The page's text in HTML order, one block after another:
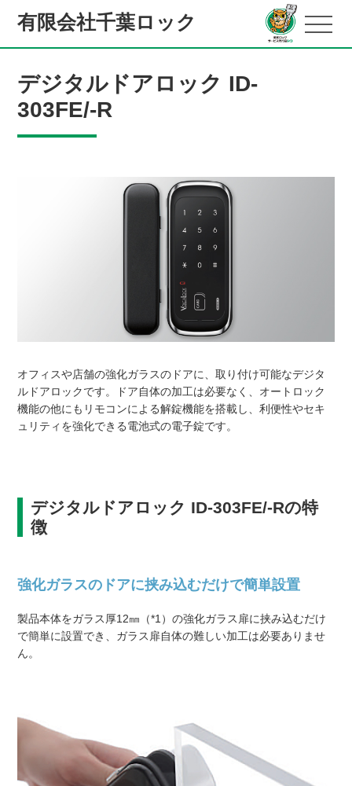
有限会社千葉ロック
デジタルドアロック ID-
303FE/-R
オフィスや店舗の強化ガラスのドアに、取り付け可能なデジタ
ルドアロックです。ドア自体の加工は必要なく、オートロック
機能の他にもリモコンによる解錠機能を搭載し、利便性やセキ
ュリティを強化できる電池式の電子錠です。
デジタルドアロック ID-303FE/-Rの特
徴
強化ガラスのドアに挟み込むだけで簡単設置
製品本体をガラス厚12㎜（*1）の強化ガラス扉に挟み込むだけ
で簡単に設置でき、ガラス扉自体の難しい加工は必要ありませ
ん。